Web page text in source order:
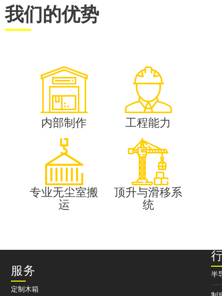
我们的优势
内部制作 工程能力
专业无尘室搬
运
顶升与滑移系
统
服务
定制木箱
半